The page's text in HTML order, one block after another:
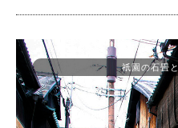
祇園の石畳